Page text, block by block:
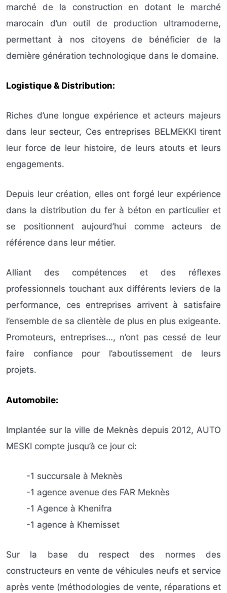
marché de la construction en dotant le marché
marocain d’un outil de production ultramoderne,
permettant à nos citoyens de bénéficier de la
dernière génération technologique dans le domaine.
Logistique & Distribution:
Riches d’une longue expérience et acteurs majeurs
dans leur secteur, Ces entreprises BELMEKKI tirent
leur force de leur histoire, de leurs atouts et leurs
engagements.
Depuis leur création, elles ont forgé leur expérience
dans la distribution du fer à béton en particulier et
se positionnent aujourd’hui comme acteurs de
référence dans leur métier.
Alliant des compétences et des réflexes
professionnels touchant aux différents leviers de la
performance, ces entreprises arrivent à satisfaire
l’ensemble de sa clientèle de plus en plus exigeante.
Promoteurs, entreprises…, n’ont pas cessé de leur
faire confiance pour l’aboutissement de leurs
projets.
Automobile:
Implantée sur la ville de Meknès depuis 2012, AUTO
MESKI compte jusqu’à ce jour ci:
-1 succursale à Meknès
-1 agence avenue des FAR Meknès
-1 Agence à Khenifra
-1 agence à Khemisset
Sur la base du respect des normes des
constructeurs en vente de véhicules neufs et service
après vente (méthodologies de vente, réparations et